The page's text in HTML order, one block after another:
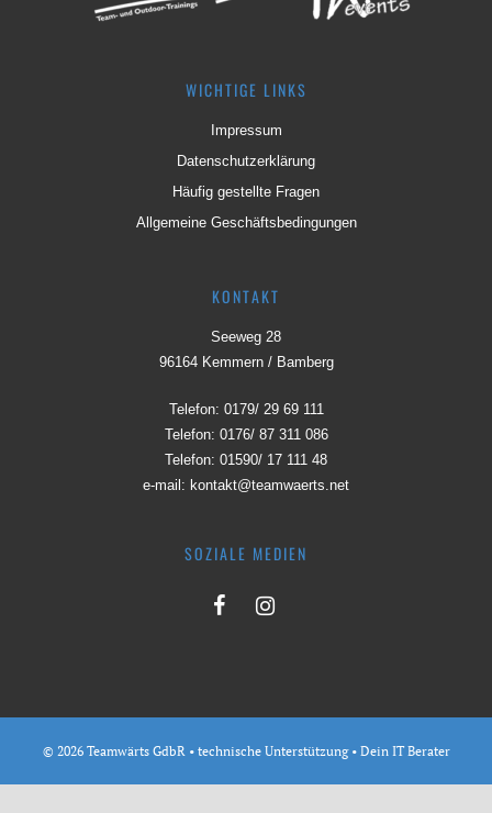
WICHTIGE LINKS
Impressum
Datenschutzerklärung
Häufig gestellte Fragen
Allgemeine Geschäftsbedingungen
KONTAKT
Seeweg 28
96164 Kemmern / Bamberg
Telefon: 0179/ 29 69 111
Telefon: 0176/ 87 311 086
Telefon: 01590/ 17 111 48
e-mail: kontakt@teamwaerts.net
SOZIALE MEDIEN
© 2026 Teamwärts GdbR • technische Unterstützung • Dein IT Berater